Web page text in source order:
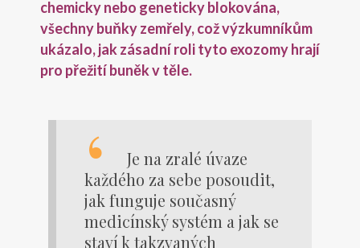
chemicky nebo geneticky blokována,
všechny buňky zemřely, což výzkumníkům
ukázalo, jak zásadní roli tyto exozomy hrají
pro přežití buněk v těle.
Je na zralé úvaze
každého za sebe posoudit,
jak funguje současný
medicínský systém a jak se
staví k takzvaných